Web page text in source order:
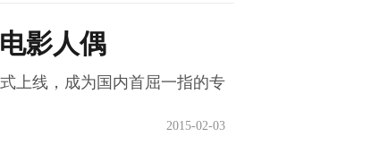
影人偶
上线，成为国内首屈一指的专
2015-02-03